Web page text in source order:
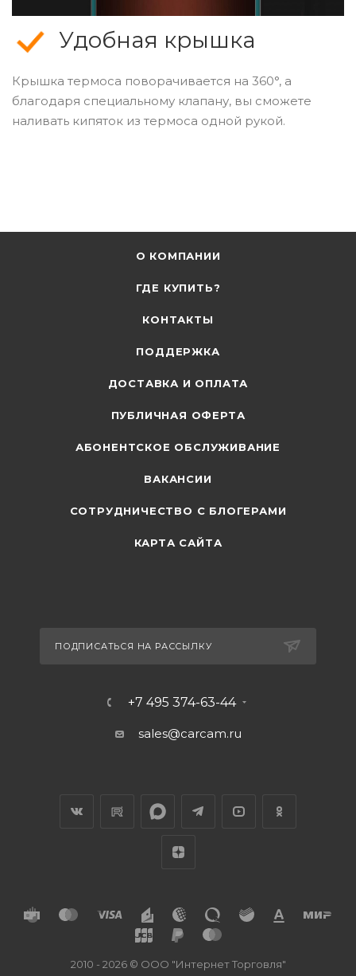
Удобная крышка
Крышка термоса поворачивается на 360°, а
благодаря специальному клапану, вы сможете
наливать кипяток из термоса одной рукой.
О КОМПАНИИ
ГДЕ КУПИТЬ?
КОНТАКТЫ
ПОДДЕРЖКА
ДОСТАВКА И ОПЛАТА
ПУБЛИЧНАЯ ОФЕРТА
АБОНЕНТСКОЕ ОБСЛУЖИВАНИЕ
ВАКАНСИИ
СОТРУДНИЧЕСТВО С БЛОГЕРАМИ
КАРТА САЙТА
ПОДПИСАТЬСЯ НА РАССЫЛКУ
+7 495 374-63-44
sales@carcam.ru
2010 - 2026 © ООО "Интернет Торговля"